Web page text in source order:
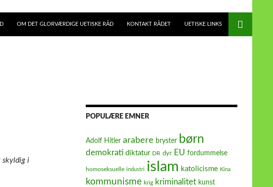
OM DET GLORVÆRDIGE UETISKE RÅD KONTAKT RÅDET UETISKE LINKS
skyldig i
POPULÆRE EMNER
Adolf Hitler arabere bryster børn
demokrati diktatur DR dyr EU fordummelse
homoseksuelle industri islam katolicisme Kina
kommunisme krig kriminalitet kunst